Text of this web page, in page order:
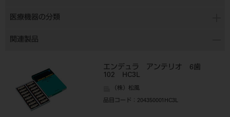
医療機器の分類
関連製品
エンデュラ アンテリオ 6歯
102 HC3L
（株）松風
品目コード ：204350001HC3L